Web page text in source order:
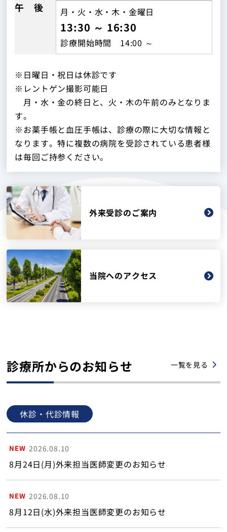
午 後 月・火・水・木・金曜日
13:30 ～ 16:30
診療開始時間 14:00 ～
※日曜日・祝日は休診です
※レントゲン撮影可能日
月・水・金の終日と、火・木の午前のみとなりま
す。
※お薬手帳と血圧手帳は、診療の際に大切な情報と
なります。特に複数の病院を受診されている患者様
は毎回ご持参ください。
外来受診のご案内
当院へのアクセス
診療所からのお知らせ 一覧を見る
休診・代診情報
NEW 2026.08.10
8月24日(月)外来担当医師変更のお知らせ
NEW 2026.08.10
8月12日(水)外来担当医師変更のお知らせ